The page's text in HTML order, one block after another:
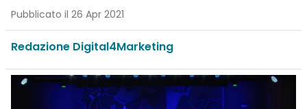
Pubblicato il 26 Apr 2021
Redazione Digital4Marketing